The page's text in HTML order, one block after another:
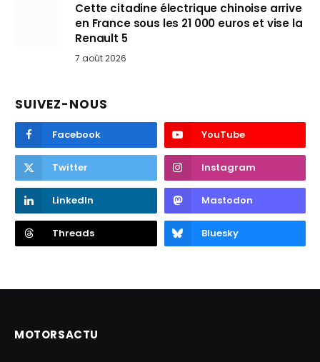
Cette citadine électrique chinoise arrive
en France sous les 21 000 euros et vise la
Renault 5
7 août 2026
SUIVEZ-NOUS
Facebook YouTube
Twitter Instagram
LinkedIn Mastodon
Threads Bluesky
MOTORSACTU